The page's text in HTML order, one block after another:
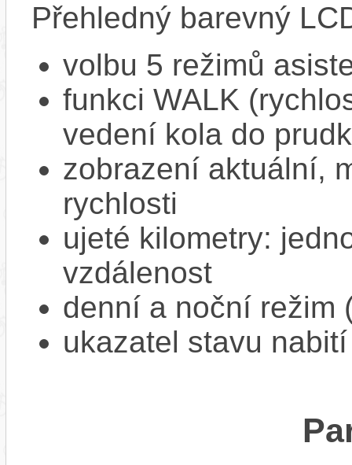
Přehledný barevný
volbu 5 režimů
funkci WALK
vedení kola do
zobrazení aktuální,
rychlosti
ujeté kilometry:
vzdálenost
denní a noční režim
ukazatel stavu